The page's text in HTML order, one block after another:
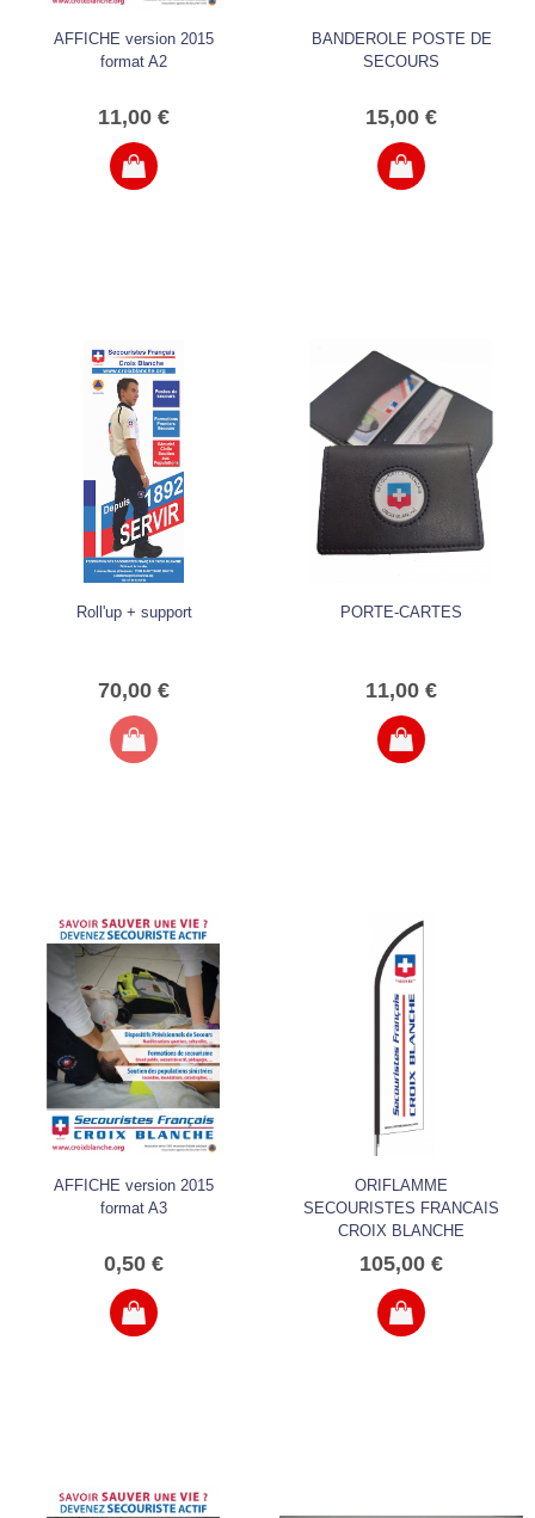
AFFICHE version 2015
format A2
11,00 €
BANDEROLE POSTE DE
SECOURS
15,00 €
Roll'up + support
70,00 €
PORTE-CARTES
11,00 €
AFFICHE version 2015
format A3
0,50 €
ORIFLAMME
SECOURISTES FRANCAIS
CROIX BLANCHE
105,00 €